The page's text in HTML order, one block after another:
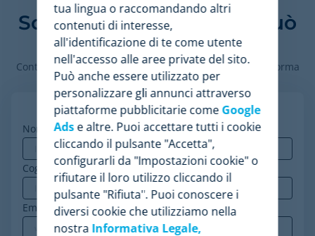
Scopri come Minderest può
potenziare i tuoi affari
Contatta i nostri esperti di pricing per vedere la piattaforma
in azione.
Nome *
Cognome
Email aziendale*
tua lingua o raccomandando altri
contenuti di interesse,
all'identificazione di te come utente
nell'accesso alle aree private del sito.
Può anche essere utilizzato per
personalizzare gli annunci attraverso
piattaforme pubblicitarie come Google
Adse altre. Puoi accettare tutti i cookie
cliccando il pulsante "Accetta",
configurarli da "Impostazioni cookie" o
rifiutare il loro utilizzo cliccando il
pulsante "Rifiuta". Puoi conoscere i
diversi cookie che utilizziamo nella
nostra Informativa Legale,